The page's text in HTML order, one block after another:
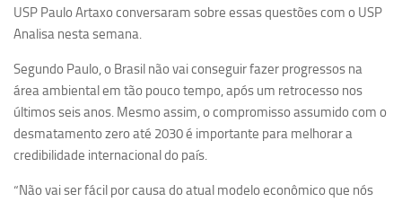
Ano Sabático
Daniel Domingues dos Santos
Programas Ano Sabático Encerrados
Cíntia Rosa Pereira de Lima
Cristina Godoy Bernardo de Oliveira (FDRP)
Evandro Eduardo Seron Ruiz
Fabiana Cristina Severi (FDRP)
USP Paulo Artaxo conversaram sobre essas questões com o USP
Analisa nesta semana.
Segundo Paulo, o Brasil não vai conseguir fazer progressos na
área ambiental em tão pouco tempo, após um retrocesso nos
últimos seis anos. Mesmo assim, o compromisso assumido com o
desmatamento zero até 2030 é importante para melhorar a
credibilidade internacional do país.
“Não vai ser fácil por causa do atual modelo econômico que nós